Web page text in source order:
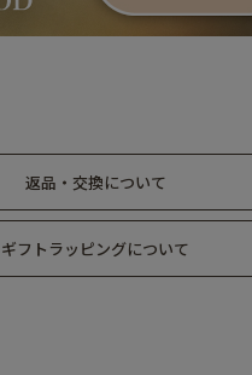
返品・交換について
ギフトラッピングについて